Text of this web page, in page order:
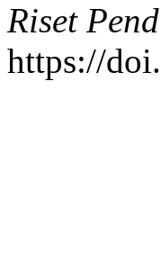
Riset
https://